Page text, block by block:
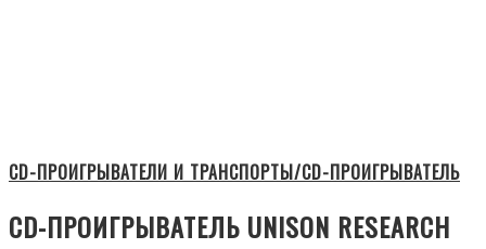
CD-ПРОИГРЫВАТЕЛИ И ТРАНСПОРТЫ/CD-ПРОИГРЫВАТЕЛЬ
CD-ПРОИГРЫВАТЕЛЬ UNISON RESEARCH